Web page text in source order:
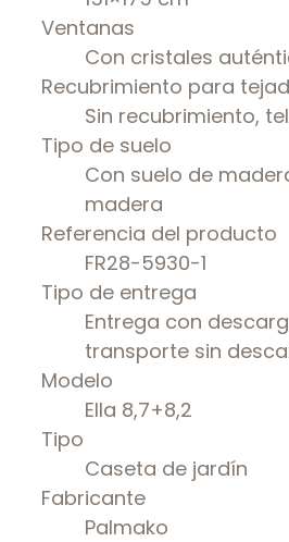
Ventanas
Con cristales
Recubrimiento para
Sin recubrimiento,
Tipo de suelo
Con suelo de
madera
Referencia del producto
FR28-5930-1
Tipo de entrega
Entrega con
transporte sin
Modelo
Ella 8,7+8,2
Tipo
Caseta de jardín
Fabricante
Palmako